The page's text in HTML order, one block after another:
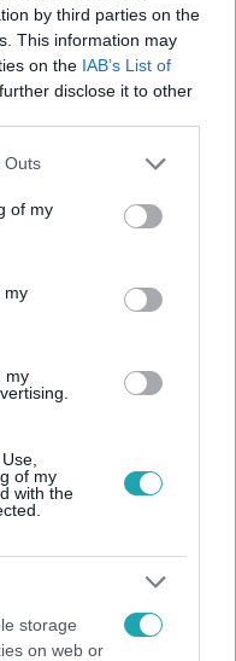
by third parties on the
This information may
on the IAB’s List of
disclose it to other
one or more Google
You may click to
its third-party tags to
in below Google
Outs
of my
my
my
of my
with the
storage
on web or